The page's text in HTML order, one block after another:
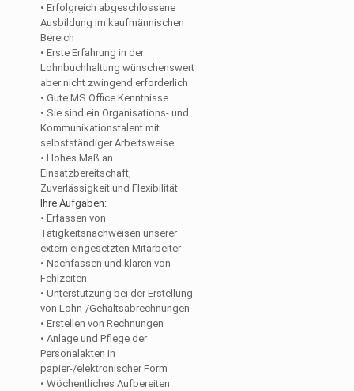
• Erfolgreich abgeschlossene
Ausbildung im kaufmännischen
Bereich
• Erste Erfahrung in der
Lohnbuchhaltung wünschenswert
aber nicht zwingend erforderlich
• Gute MS Office Kenntnisse
• Sie sind ein Organisations- und
Kommunikationstalent mit
selbstständiger Arbeitsweise
• Hohes Maß an
Einsatzbereitschaft,
Zuverlässigkeit und Flexibilität
Ihre Aufgaben:
• Erfassen von
Tätigkeitsnachweisen unserer
extern eingesetzten Mitarbeiter
• Nachfassen und klären von
Fehlzeiten
• Unterstützung bei der Erstellung
von Lohn-/Gehaltsabrechnungen
• Erstellen von Rechnungen
• Anlage und Pflege der
Personalakten in
papier-/elektronischer Form
• Wöchentliches Aufbereiten